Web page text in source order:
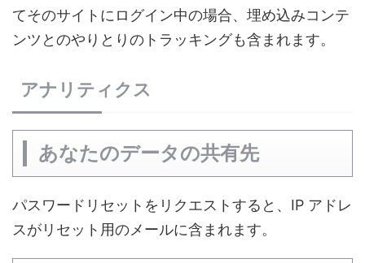
てそのサイトにログイン中の場合、埋め込みコンテ
ンツとのやりとりのトラッキングも含まれます。
アナリティクス
あなたのデータの共有先
パスワードリセットをリクエストすると、IP アドレ
スがリセット用のメールに含まれます。